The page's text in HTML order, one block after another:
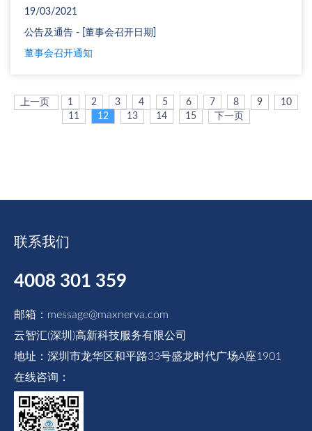
19/03/2021
公告及通告 - [董事会召开日期]
董事会召开通知
上一页 1 2 3 4 5 6 7 8 9
10
11
12 13 14 15 下一页
联系我们
4008 301 359
邮箱：message@maxnerva.com
云智汇(深圳)高新科技服务有限公司
地址：深圳市龙华区和平路33号盛龙时代广场A座1901
在线咨询：